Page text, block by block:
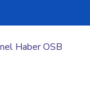
HaberOSB